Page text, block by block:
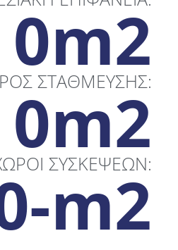
0m2
ΣΤΑΘΜΕΥΣΗΣ:
0m2
ΣΥΣΚΕΨΕΩΝ:
m2